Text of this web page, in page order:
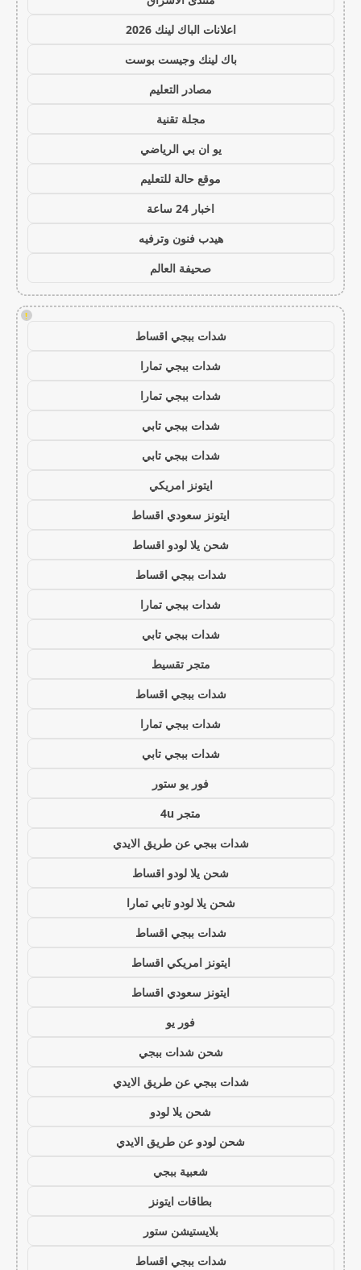
اعلانات الباك لينك 2026
باك لينك وجيست بوست
مصادر التعليم
مجلة تقنية
يو ان بي الرياضي
موقع حالة للتعليم
اخبار 24 ساعة
هيدب فنون وترفيه
صحيفة العالم
!
شدات ببجي اقساط
شدات ببجي تمارا
شدات ببجي تمارا
شدات ببجي تابي
شدات ببجي تابي
ايتونز امريكي
ايتونز سعودي اقساط
شحن يلا لودو اقساط
شدات ببجي اقساط
شدات ببجي تمارا
شدات ببجي تابي
متجر تقسيط
شدات ببجي اقساط
شدات ببجي تمارا
شدات ببجي تابي
فور يو ستور
متجر 4u
شدات ببجي عن طريق الايدي
شحن يلا لودو اقساط
شحن يلا لودو تابي تمارا
شدات ببجي اقساط
ايتونز امريكي اقساط
ايتونز سعودي اقساط
فور يو
شحن شدات ببجي
شدات ببجي عن طريق الايدي
شحن يلا لودو
شحن لودو عن طريق الايدي
شعبية ببجي
بطاقات ايتونز
بلايستيشن ستور
شدات ببجي اقساط